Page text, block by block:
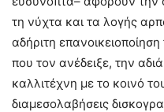
τη νύχτα και τα λογής
αδήριτη
που τον ανέδειξε, την
καλλιτέχνη με το κοινό
διαμεσολαβήσεις